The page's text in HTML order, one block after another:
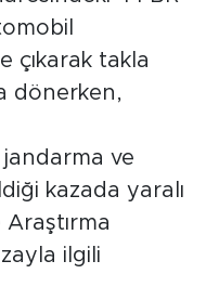
çıkarak takla
dönerken,
ve
kazada yaralı
ilgili